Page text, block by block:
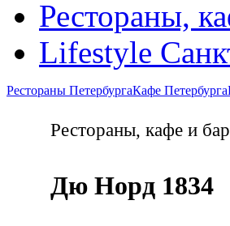
Рестораны,
Lifestyle
Рестораны ПетербургаКафе Петербурга
Рестораны, кафе и
Дю Норд 1834